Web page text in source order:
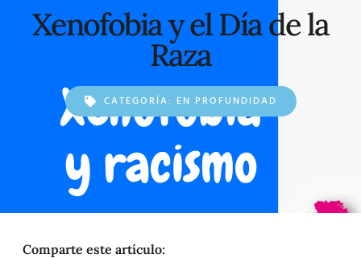
Xenofobia y el Día de la
Raza
CATEGORÍA: EN PROFUNDIDAD
Comparte este artículo: